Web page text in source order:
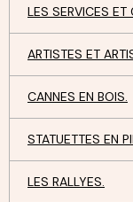
LES SERVICES
ARTISTES ET
CANNES EN BOIS.
STATUETTES EN
LES RALLYES.